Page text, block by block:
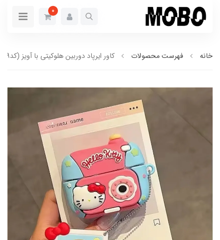
0
خانه فهرست محصولات کاور ایرپاد دوربین هلوکیتی با آویز (کدa0229)